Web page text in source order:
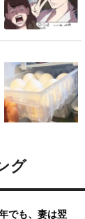
グ
でも、妻は翌